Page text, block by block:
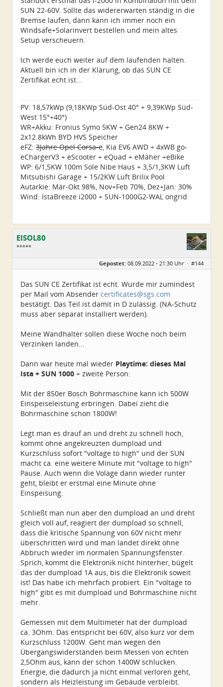
SUN 22-60V. Sollte das widererwarten ständig in die
Bremse laufen, dann kann ich immer noch ein
Windsafe+Solarinvert bestellen und mein altes
Setup verscheuern.
Ich werde euch weiter auf dem laufenden halten.
Aktuell bin ich in der Klärung, ob das SUN CE
Zertifikat echt ist...
PV: 18,57kWp (9,18KWp Süd-Ost 40° + 9,39KWp Süd-
West 15°+40°)
WR+Akku: Fronius Symo 5KW + Gen24 8KW +
2x12.8kWh BYD HVS Speicher
eFZ: 3Jahre Opel Corsa-e, Kia EV6 AWD + 4xWB go-
eChargerV3 + eScooter + eQuad + eMäher +eBike
WP: 6/1,5KW 100m Sole Nibe Haus + 3,5/1,3KW Luft
Mitsubishi Garage + 15/2KW Luft Brilix Pool
Autarkie: Mär-Okt 98%, Nov+Feb 70%, Dez+Jan: 30%
Wind: IstaBreeze i2000 + SUN-1000G2-WAL ongrid
EISOL80
*****
Alter:
45
Dabei seit:
07 / 2022
Gepostet: 08.09.2022 - 21:30 Uhr · #144
Das SUN CE Zertifikat ist echt. Wurde mir zumindest
per Mail vom Absender certificates@sgs.com
bestätigt. Das Teil ist damit in D zulässig. (NA-Schutz
muss aber separat installiert werden).
Meine Wandhalter sollen diese Woche noch beim
Verzinken landen...
Dann war heute mal wieder Playtime: dieses Mal
Ista + SUN 1000 + zweite Person:
Mit der 850er Bosch Bohrmaschine kann ich 500W
Einspeiseleistung erbringen. Dabei zieht die
Bohrmaschine schon 1800W!
Legt man es drauf an und dreht zu schnell hoch,
kommt ohne angekreuzten dumpload und
Kurzschluss sofort "voltage to high" und der SUN
macht ca. eine weitere Minute mit "voltage to high"
Pause. Auch wenn die Volage dann wieder runter
geht, bleibt er erstmal eine Minute ohne
Einspeisung.
Schließt man nun aber den dumpload an und dreht
gleich voll auf, reagiert der dumpload so schnell,
dass die kritische Spannung von 60V nicht mehr
überschritten wird und man landet direkt ohne
Abbruch wieder im normalen Spannungsfenster.
Sprich, kommt die Elektronik nicht hinterher, bügelt
das der dumpload 1A aus, bis die Elektronik soweit
ist! Das habe ich mehrfach probiert. Ein "voltage to
high" gibt es mit dumpload und Bohrmaschine nicht
mehr.
Gemessen mit dem Multimeter hat der dumpload
ca. 3Ohm. Das entspricht bei 60V, also kurz vor dem
Kurzschluss 1200W. Geht man wegen den
Übergangswiderständen beim Messen von echten
2,5Ohm aus, kann der schon 1400W schlucken.
Energie, die dadurch ja nicht einmal verloren geht,
sondern als Heizleistung im Gebäude verbleibt.